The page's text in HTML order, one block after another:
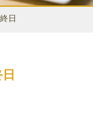
日